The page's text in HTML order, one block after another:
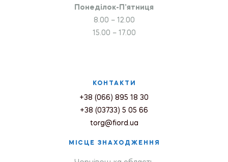
Понеділок-П’ятниця
8.00 – 12.00
15.00 – 17.00
КОНТАКТИ
+38 (066) 895 18 30
+38 (03733) 5 05 66
torg@fiord.ua
МІСЦЕ ЗНАХОДЖЕННЯ